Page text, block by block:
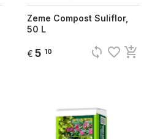
Zeme Compost Suliflor,
50 L
€ 5 10 sync favorite_border add_shopping_cart